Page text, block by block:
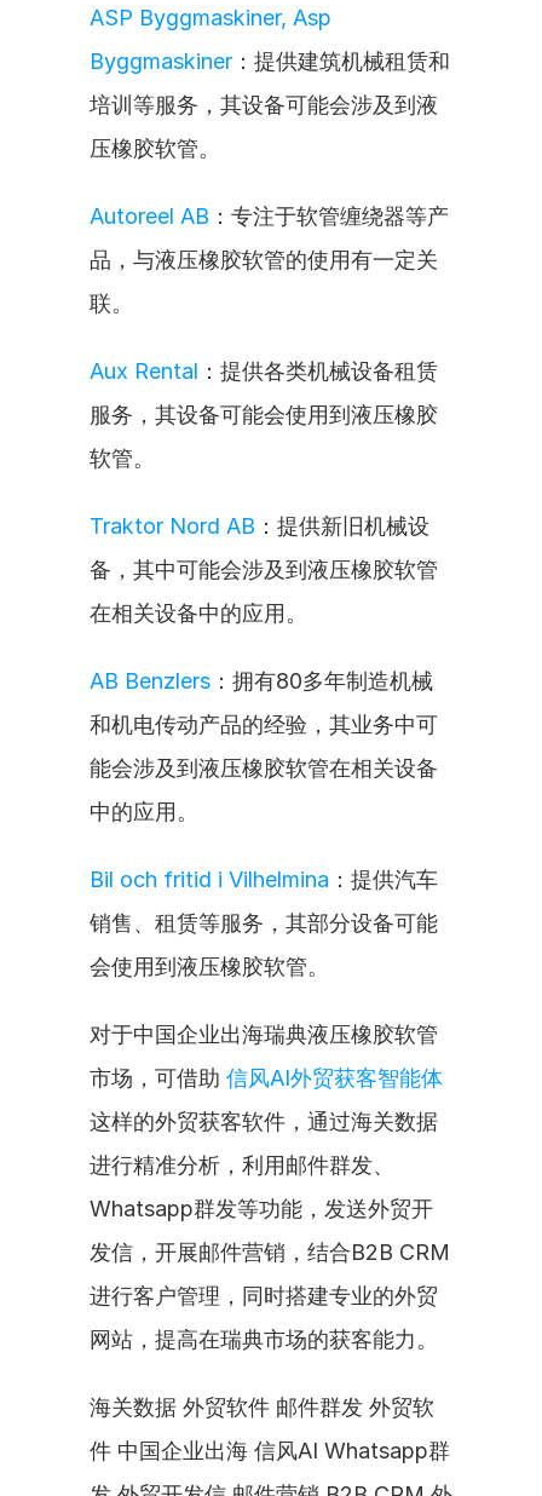
ASP Byggmaskiner, Asp
Byggmaskiner ：提供建筑机械租赁和
培训等服务，其设备可能会涉及到液
压橡胶软管。
Autoreel AB ：专注于软管缠绕器等产
品，与液压橡胶软管的使用有一定关
联。
Aux Rental ：提供各类机械设备租赁
服务，其设备可能会使用到液压橡胶
软管。
Traktor Nord AB ：提供新旧机械设
备，其中可能会涉及到液压橡胶软管
在相关设备中的应用。
AB Benzlers ：拥有80多年制造机械
和机电传动产品的经验，其业务中可
能会涉及到液压橡胶软管在相关设备
中的应用。
Bil och fritid i Vilhelmina ：提供汽车
销售、租赁等服务，其部分设备可能
会使用到液压橡胶软管。
对于中国企业出海瑞典液压橡胶软管
市场，可借助 信风AI外贸获客智能体
这样的外贸获客软件，通过海关数据
进行精准分析，利用邮件群发、
Whatsapp群发等功能，发送外贸开
发信，开展邮件营销，结合B2B CRM
进行客户管理，同时搭建专业的外贸
网站，提高在瑞典市场的获客能力。
海关数据 外贸软件 邮件群发 外贸软
件 中国企业出海 信风AI Whatsapp群